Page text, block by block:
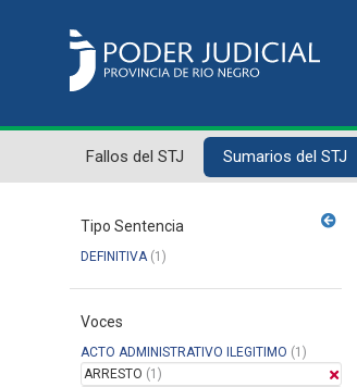
Fallos del STJ Sumarios del STJ
Tipo Sentencia
DEFINITIVA(1)
Voces
ACTO ADMINISTRATIVO ILEGITIMO (1)
ARRESTO (1)